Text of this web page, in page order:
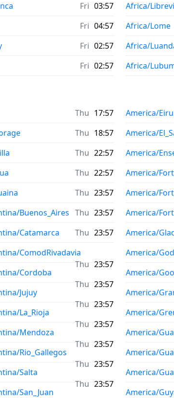
Fri 03:57
Fri 04:57
Fri 02:57
Fri 02:57
Africa/
Africa/Lome
Africa/
Africa/
Thu 17:57
Thu 18:57
Thu 22:57
Thu 22:57
Thu 23:57
Buenos_Aires Thu 23:57
Catamarca
Thu 23:57
ComodRivadavia
Thu 23:57
Cordoba
Thu 23:57
Jujuy
Thu 23:57
La_Rioja
Thu 23:57
Mendoza
Thu 23:57
Rio_Gallegos
Thu 23:57
Salta
Thu 23:57
San_Juan
America/
America/
America/
America/
America/
America/
America/
America/
America/
America/
America/
America/
America/
America/
America/